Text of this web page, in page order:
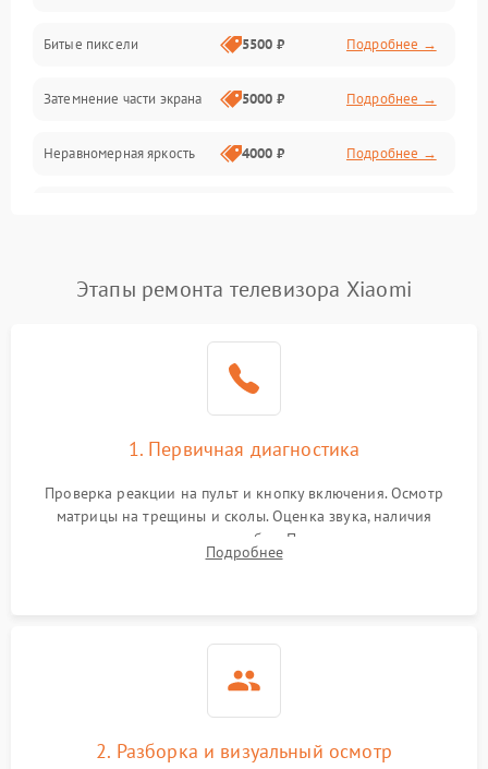
Механические повреждения
Программное обеспечение
Сеть и подключения
Битые пиксели 5500 ₽ Подробнее →
Затемнение части экрана 5000 ₽ Подробнее →
Неравномерная яркость 4000 ₽ Подробнее →
Этапы ремонта телевизора Xiaomi
1. Первичная диагностика
Проверка реакции на пульт и кнопку включения. Осмотр
матрицы на трещины и сколы. Оценка звука, наличия
подсветки и индикаторов ошибок. Подключение тестовых
источников сигнала для выявления симптомов поломки.
Подробнее
2. Разборка и визуальный осмотр